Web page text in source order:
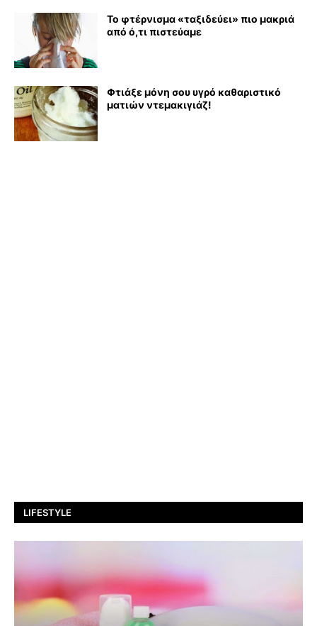
Το φτέρνισμα «ταξιδεύει» πιο μακριά
από ό,τι πιστεύαμε
Φτιάξε μόνη σου υγρό καθαριστικό
ματιών ντεμακιγιάζ!
LIFESTYLE